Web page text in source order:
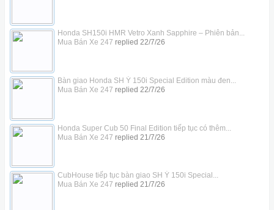
Honda SH150i HMR Vetro Xanh Sapphire – Phiên bản...
Mua Bán Xe 247 replied 22/7/26
Bàn giao Honda SH Ý 150i Special Edition màu đen...
Mua Bán Xe 247 replied 22/7/26
Honda Super Cub 50 Final Edition tiếp tục có thêm...
Mua Bán Xe 247 replied 21/7/26
CubHouse tiếp tục bàn giao SH Ý 150i Special...
Mua Bán Xe 247 replied 21/7/26